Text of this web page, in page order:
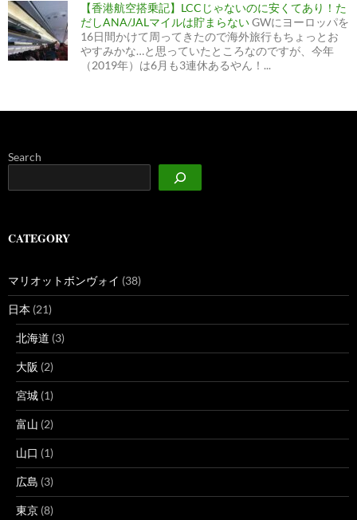
【香港航空搭乗記】LCCじゃないのに安くてあり！た
だしANA/JALマイルは貯まらないGWにヨーロッパを
16日間かけて周ってきたので海外旅行もちょっとお
やすみかな…と思っていたところなのですが、今年
（2019年）は6月も3連休あるやん！...
Search
CATEGORY
マリオットボンヴォイ (38)
日本 (21)
北海道 (3)
大阪 (2)
宮城 (1)
富山 (2)
山口 (1)
広島 (3)
東京 (8)